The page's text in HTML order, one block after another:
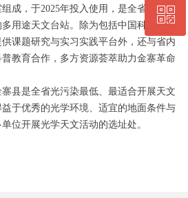
成，于2025年投入使用，是全省唯一拥
用途天文台站。除为包括中国科大在内
课题研究与实习实践平台外，还与省内
教育合作，多方资源荟萃助力金寨革命
是全省光污染最低、最适合开展天文
于优秀的光学环境、适宜的地面条件与
位开展光学天文活动的选址处。
0564-5330860
ꀥ
微信二维码